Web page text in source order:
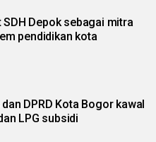
Depok sebagai mitra
pendidikan kota
DPRD Kota Bogor kawal
LPG subsidi